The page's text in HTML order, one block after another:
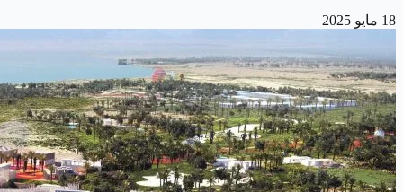
18 مايو 2025